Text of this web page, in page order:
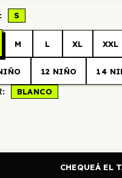
S
M L XL XXL
12 NIÑO 14
BLANCO
CHEQUEÁ EL